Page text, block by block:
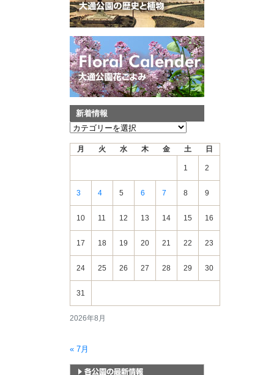
新着情報
新
2026年8月
月 火 水 木 金 土 日
1 2
3 4 5 6 7 8 9
10 11 12 13 14 15 16
17 18 19 20 21 22 23
24 25 26 27 28 29 30
31
« 7月